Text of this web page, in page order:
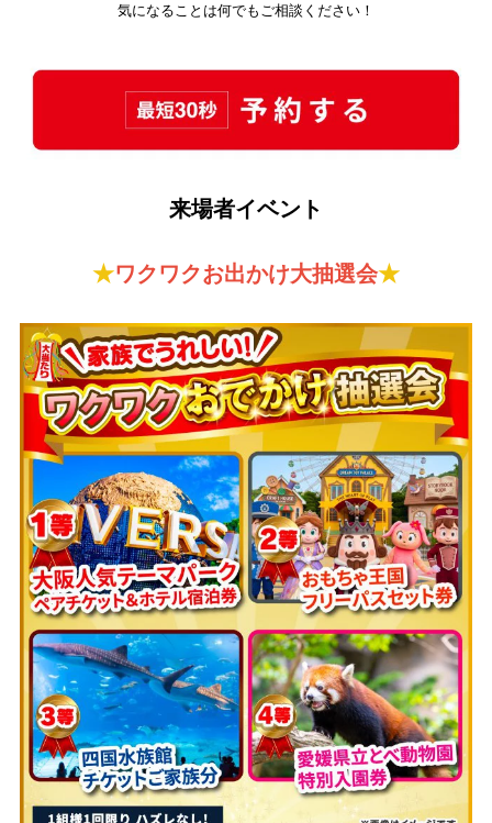
気になることは何でもご相談ください！
来場者イベント
★ワクワクお出かけ大抽選会★